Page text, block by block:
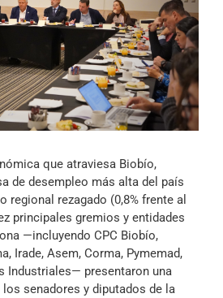
Columnas
Música Clásica
Especiales
Sonoro
que atraviesa Biobío,
de desempleo más alta del país
regional rezagado (0,8% frente al
principales gremios y entidades
—incluyendo CPC Biobío,
Irade, Asem, Corma, Pymemad,
Industriales— presentaron una
senadores y diputados de la